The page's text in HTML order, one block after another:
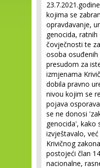
kojima se
opravdavanje,
genocida,
čovječnosti te
osoba
presudom za
izmjenama
dobila pravno
nivou kojim se
pojava
se ne donosi
genocida', kako
izvještavalo,
Krivičnog
postojeći član
nacionalne,